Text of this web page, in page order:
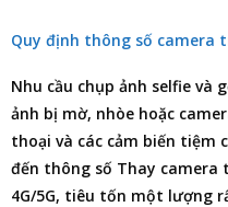
Quy định thông số camera
Nhu cầu chụp ảnh selfie
ảnh bị mờ, nhòe hoặc
thoại và các cảm biến tiệm
đến thông số Thay camera
4G/5G, tiêu tốn một lượng